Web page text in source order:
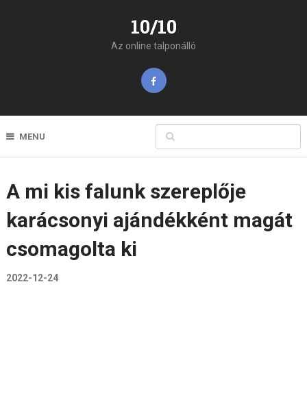
10/10
Az online talponálló
MENU
A mi kis falunk szereplője
karácsonyi ajándékként magát
csomagolta ki
2022-12-24